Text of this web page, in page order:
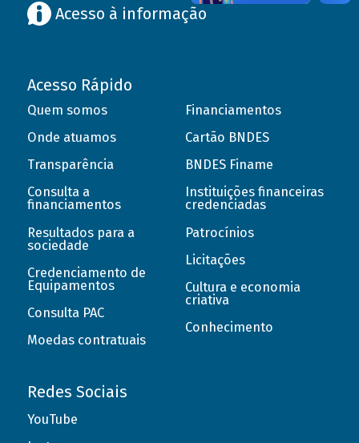
Acesso à informação
Acesso Rápido
Quem somos
Onde atuamos
Transparência
Consulta a
financiamentos
Resultados para a
sociedade
Credenciamento de
Equipamentos
Consulta PAC
Moedas contratuais
Financiamentos
Cartão BNDES
BNDES Finame
Instituições financeiras
credenciadas
Patrocínios
Licitações
Cultura e economia
criativa
Conhecimento
Redes Sociais
YouTube